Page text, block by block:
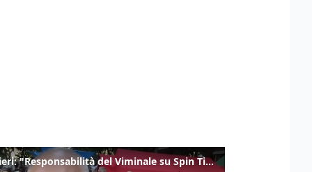
Gualtieri: "Responsabilità del Viminale su Spin Time? La posizione dei partiti è nota"